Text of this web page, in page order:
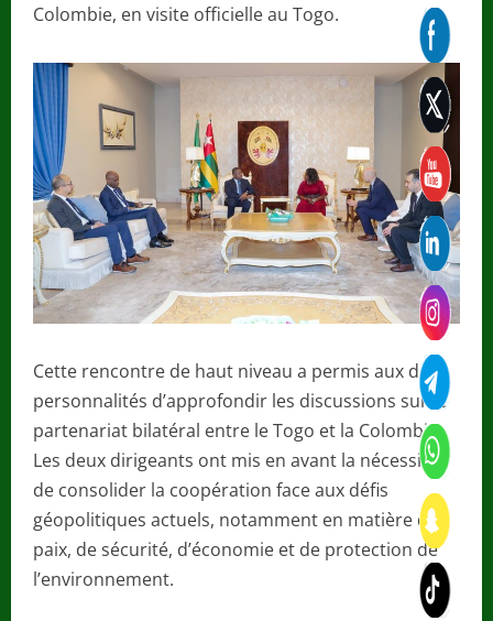
Colombie, en visite officielle au Togo.
Cette rencontre de haut niveau a permis aux deux
personnalités d’approfondir les discussions sur le
partenariat bilatéral entre le Togo et la Colombie.
Les deux dirigeants ont mis en avant la nécessité
de consolider la coopération face aux défis
géopolitiques actuels, notamment en matière de
paix, de sécurité, d’économie et de protection de
l’environnement.